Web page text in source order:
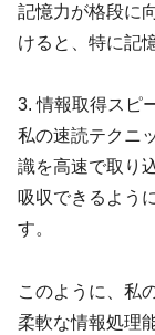
記憶力が格段に
けると、特に記
3. 情報取得スピ
私の速読テクニ
識を高速で取り
吸収できるよう
す。
このように、私
柔軟な情報処理